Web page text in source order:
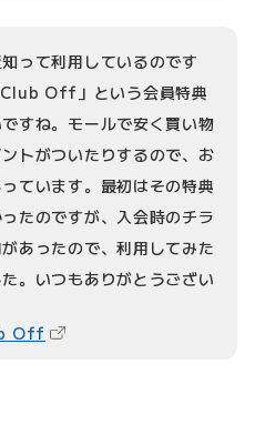
って利用しているのです
Off」という会員特典
すね。モールで安く買い物
トがついたりするので、お
ています。最初はその特典
たのですが、入会時のチラ
あったので、利用してみた
。いつもありがとうござい
Off （新しいタブで開きます）